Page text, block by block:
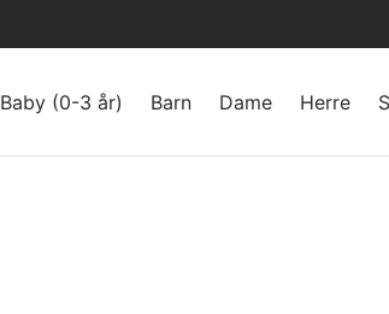
Baby (0-3 år) Barn Dame Herre